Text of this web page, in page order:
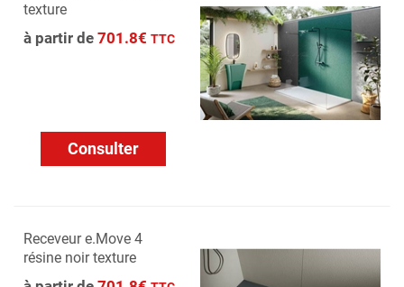
texture
à partir de 701.8€ TTC
Consulter
Receveur e.Move 4
résine noir texture